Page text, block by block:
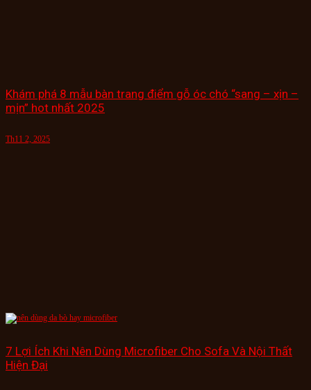
Khám phá 8 mẫu bàn trang điểm gỗ óc chó “sang – xịn –
mịn” hot nhất 2025
Th11 2, 2025
7 Lợi Ích Khi Nên Dùng Microfiber Cho Sofa Và Nội Thất
Hiện Đại